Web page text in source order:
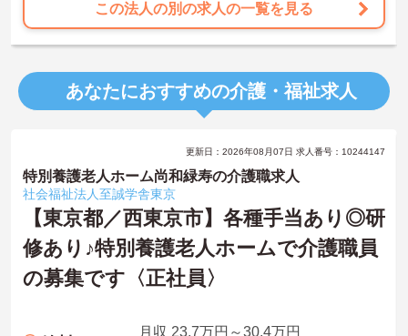
この法人の別の求人の一覧を見る
あなたにおすすめの介護・福祉求人
更新日：2026年08月07日 求人番号：10244147
特別養護老人ホーム尚和緑寿の介護職求人
社会福祉法人至誠学舎東京
【東京都／西東京市】各種手当あり◎研
修あり♪特別養護老人ホームで介護職員
の募集です〈正社員〉
月収 23.7万円～30.4万円